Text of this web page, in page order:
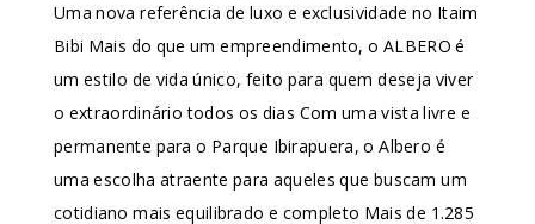
Uma nova referência de luxo e exclusividade no Itaim
Bibi Mais do que um empreendimento, o ALBERO é
um estilo de vida único, feito para quem deseja viver
o extraordinário todos os dias Com uma vista livre e
permanente para o Parque Ibirapuera, o Albero é
uma escolha atraente para aqueles que buscam um
cotidiano mais equilibrado e completo Mais de 1.285